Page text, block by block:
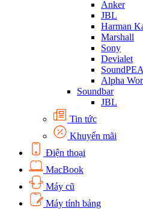
Anker
JBL
Harman
Marshall
Sony
Devialet
Alpha
Soundbar
JBL
Tin tức
Khuyến mãi
Điện thoại
MacBook
Máy cũ
Máy tính bảng